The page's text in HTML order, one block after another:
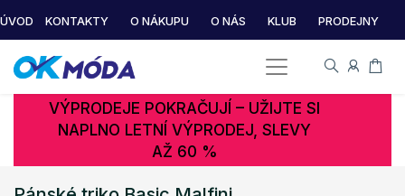
ÚVOD KONTAKTY O NÁKUPU O NÁS KLUB PRODEJNY
VÝPRODEJE POKRAČUJÍ – UŽIJTE SI
NAPLNO LETNÍ VÝPRODEJ, SLEVY
AŽ 60 %